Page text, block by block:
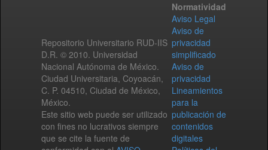
Repositorio Universitario RUD-IIS
D.R. © 2010. Universidad
Nacional Autónoma de México.
Ciudad Universitaria, Coyoacán,
C. P. 04510, Ciudad de México,
México.
Este sitio web puede ser utilizado
con fines no lucrativos siempre
que se cite la fuente de
Normatividad
Aviso Legal
Aviso de
privacidad
simplificado
Aviso de
privacidad
Lineamientos
para la
publicación de
contenidos
digitales